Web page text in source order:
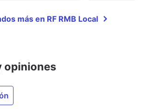
más en RF RMB Local
opiniones